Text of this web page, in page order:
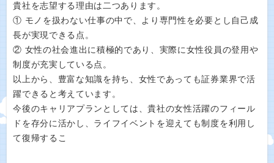
貴社を志望する理由は二つあります。
① モノを扱わない仕事の中で、より専門性を必要とし自己成
長が実現できる点。
② 女性の社会進出に積極的であり、実際に女性役員の登用や
制度が充実している点。
以上から、豊富な知識を持ち、女性であっても証券業界で活
躍できると考えています。
今後のキャリアプランとしては、貴社の女性活躍のフィール
ドを存分に活かし、ライフイベントを迎えても制度を利用し
て復帰するこ